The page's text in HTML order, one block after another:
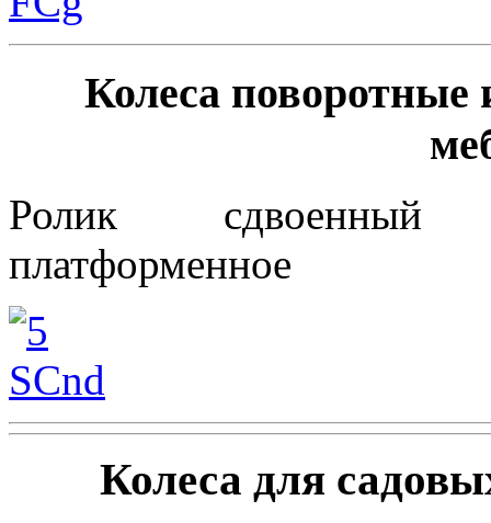
Колеса поворотные
Ролик сдвоенный
платформенное
Колеса для